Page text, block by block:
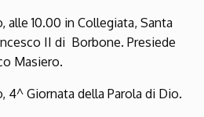
alle 10.00 in Collegiata, Santa
II di Borbone. Presiede
Masiero.
4^ Giornata della Parola di Dio.